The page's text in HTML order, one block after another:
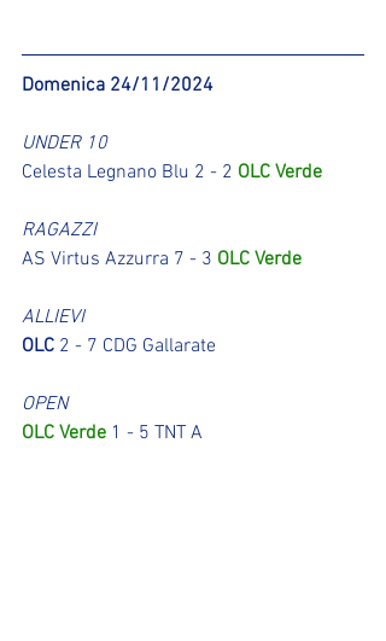
Domenica 24/11/2024
UNDER 10
Celesta Legnano Blu 2 - 2 OLC Verde
RAGAZZI
AS Virtus Azzurra 7 - 3 OLC Verde
ALLIEVI
OLC 2 - 7 CDG Gallarate
OPEN
OLC Verde 1 - 5 TNT A